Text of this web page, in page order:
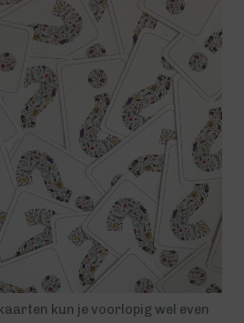
kun je voorlopig wel even